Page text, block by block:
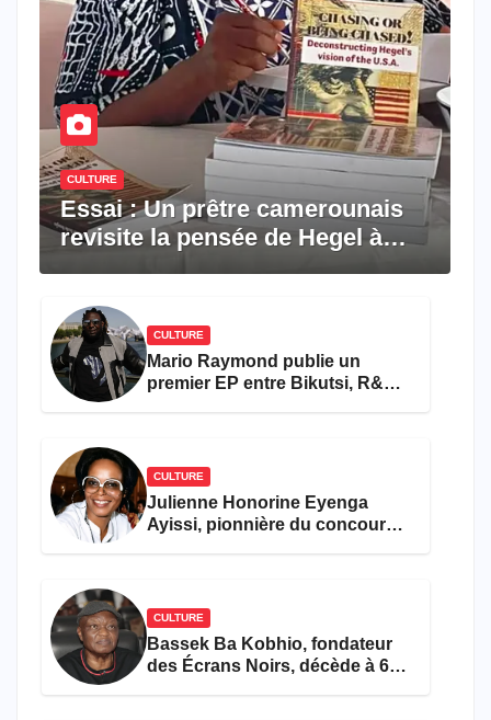
CULTURE
Essai : Un prêtre camerounais
revisite la pensée de Hegel à
CULTURE
Mario Raymond publie un
premier EP entre Bikutsi, R&B
CULTURE
Julienne Honorine Eyenga
Ayissi, pionnière du concours
CULTURE
Bassek Ba Kobhio, fondateur
des Écrans Noirs, décède à 69